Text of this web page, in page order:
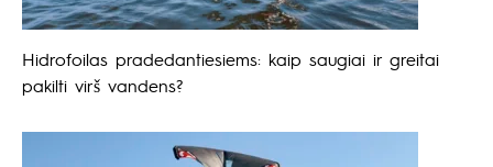
Hidrofoilas pradedantiesiems: kaip saugiai ir greitai
pakilti virš vandens?